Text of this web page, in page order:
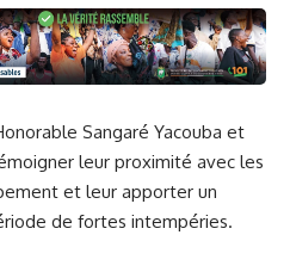
Sangaré Yacouba et
leur proximité avec les
et leur apporter un
de fortes intempéries.